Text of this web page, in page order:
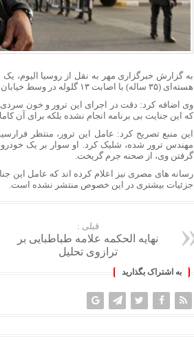
به گزارش خبرگزاری مهر به نقل از روسیا الیوم،
هسته‌ای (۳۵ ساله) با اصابت ۱۳ گلوله در وسط خیابان ترور شد؛ تروری که کاملاً سازماندهی و برنامه
وی اضافه کرد: دقت در اجرای این ترور و خون
که این جنایت بی برنامه انجام نشده بلکه برای آن
این منبع تصریح کرد: عامل این ترور، منتظر
مهندس ترور شده، شلیک کرد. او سوار بر یک
گرفتن وی، از صحنه جرم گریخت.
رسانه های مصری نیز اعلام کرده اند که عامل
جزئیات بیشتری در این خصوص منتشر نشده است.
قبلی :
نهایه الحکمه علامه طباطبایی بر
ترازوی تحلیل
به اشتراک بگذارید